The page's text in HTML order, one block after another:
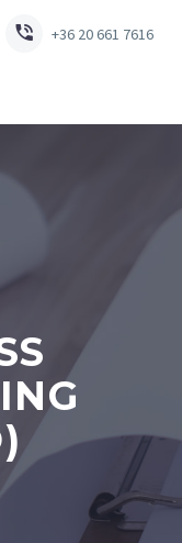

 +36 20 661 7616